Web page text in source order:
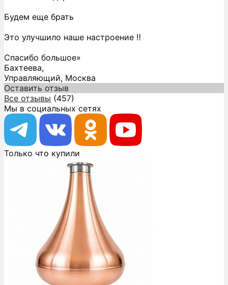
Будем еще брать
Это улучшило наше настроение ‼️
Спасибо большое»
Бахтеева,
Управляющий, Москва
Оставить отзыв
Все отзывы (457)
Мы в социальных сетях
Только что купили